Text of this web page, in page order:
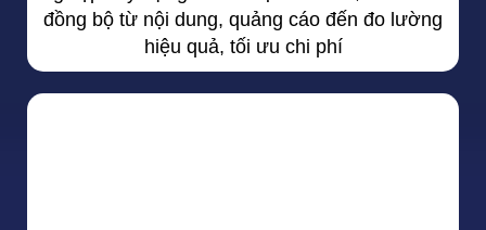
đồng bộ từ nội dung, quảng cáo đến đo lường
hiệu quả, tối ưu chi phí